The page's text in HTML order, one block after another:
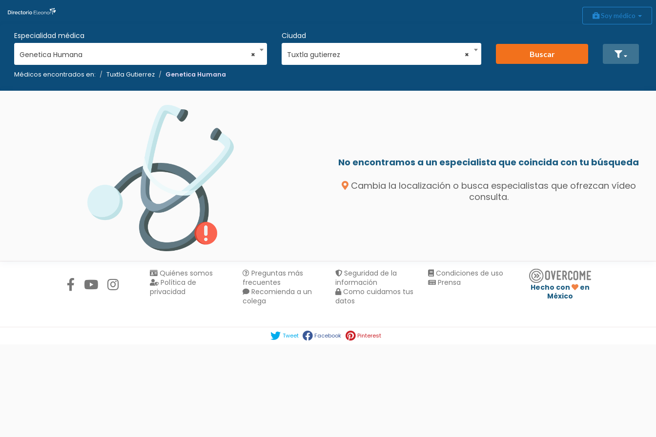
Soy médico
Especialidad médica
×
Genetica Humana
Ciudad
×
Tuxtla gutierrez Buscar
Médicos encontrados en: Tuxtla Gutierrez Genetica Humana
No encontramos a un especialista que coincida con tu búsqueda
Cambia la localización o busca especialistas que ofrezcan vídeo
consulta.
Quiénes somos
Política de
privacidad
Preguntas más
frecuentes
Recomienda a un
colega
Seguridad de la
información
Como cuidamos tus
datos
Condiciones de uso
Prensa
Hecho con
en
México
Tweet Facebook Pinterest